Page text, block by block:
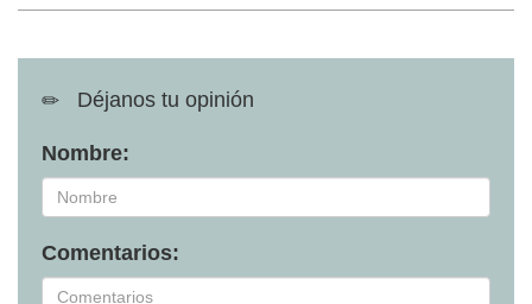
Déjanos tu opinión
Nombre:
Comentarios: